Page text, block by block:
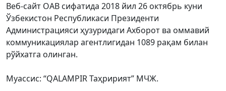
Веб-сайт ОАВ сифатида 2018 йил 26 октябрь куни
Ўзбекистон Республикаси Президенти
Администрацияси ҳузуридаги Ахборот ва оммавий
коммуникациялар агентлигидан 1089 рақам билан
рўйхатга олинган.
Муассис: “QALAMPIR Таҳририят” МЧЖ.